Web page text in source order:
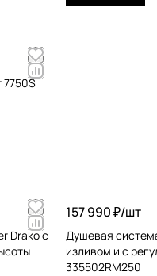
Drako с
157 990 ₽/шт
Душевая
изливом и с
335502RM250